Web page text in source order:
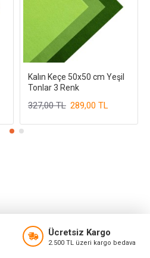
Kalın Keçe 50x50 cm Yeşil
Tonlar 3 Renk
289,00 TL
327,00 TL
Ücretsiz Kargo
2.500 TL üzeri kargo bedava